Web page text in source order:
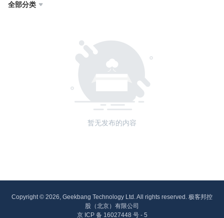
全部分类 
暂无发布的内容
Copyright © 2026, Geekbang Technology Ltd. All rights reserved. 极客邦控
股（北京）有限公司
京 ICP 备 16027448 号 - 5